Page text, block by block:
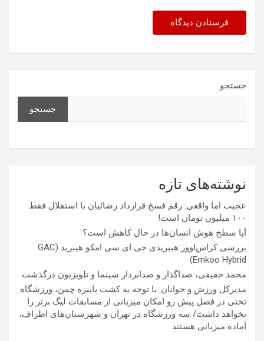
جستجو
جستجو
نوشته‌های تازه
عجیب اما واقعی: رقم فسخ قرارداد رضائیان با استقلال فقط
۱۰۰ میلیون تومان است!
آیا سطح هوش انسان‌ها در حال کاهش است؟
بررسی کراس‌اوور هیبریدی جی ای سی امکو هیبرید (GAC
Emkoo Hybrid)
محمد حقیقی، صداگذار و صدابردار سینما و تلویزیون درگذشت
مدیرکل ورزش و جوانان: با توجه به کشت پاییزه چمن، ورزشگاه
تختی در فصل پیش رو امکان میزبانی از مسابقات لیگ برتر را
نخواهد داشت/ سه ورزشگاه در تهران و شهرستان‌های اطراف،
آماده میزبانی هستند